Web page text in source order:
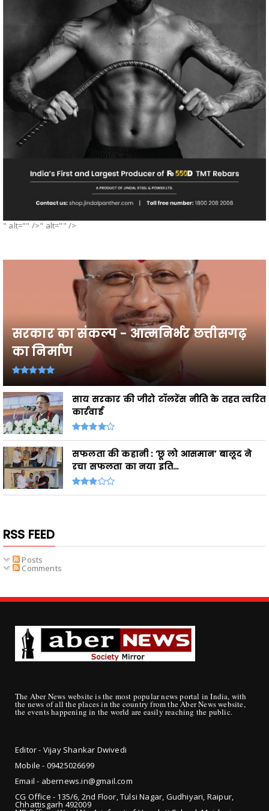
" alt="" />" alt="" />
सरकार का संकल्प - आत्मनिर्भर छत्तीसगढ़
का निर्माण
साय सरकार की जीरो टॉलरेंस नीति के तहत त्वरित
कार्रवाई
सफलता की कहानी : ‘छू लो आसमान’ बालूद ने
रचा सफलता का नया इति...
RSS FEED
Posts
Comments
The Aber News website is the most popular news portal in India, with
the news of all the places in the country from the Aber News website,
the events happening in the world are easily reaching the public.
Editor - Vijay Shankar Dwivedi
Mobile - 09425026699
Email - abernews.in@gmail.com
CG Office - 135/6, 2nd Floor, Tulsi Nagar, Gudhiyari, Raipur,
Chhattisgarh 492009